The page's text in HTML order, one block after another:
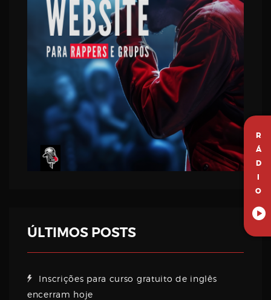
R
Á
D
I
O
ÚLTIMOS POSTS
Inscrições para curso gratuito de inglês
encerram hoje